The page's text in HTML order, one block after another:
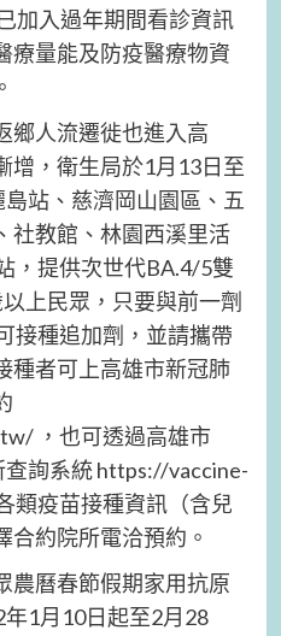
加入過年期間看診資訊
療量能及防疫醫療物資
鄉人流遷徙也進入高
增，衛生局於1月13日至
站、慈濟岡山園區、五
社教館、林園西溪里活
，提供次世代BA.4/5雙
上民眾，只要與前一劑
接種追加劑，並請攜帶
種者可上高雄市新冠肺
，也可透過高雄市
詢系統 https://vaccine-
類疫苗接種資訊（含兒
合約院所電洽預約。
農曆春節假期家用抗原
1月10日起至2月28